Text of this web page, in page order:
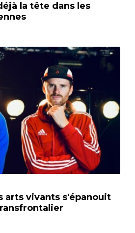
la tête dans les
arts vivants s'épanouit